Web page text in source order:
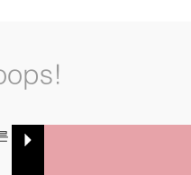
옵션으로 시도하십시오.